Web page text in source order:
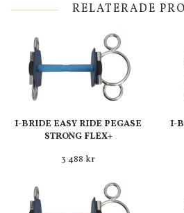
RELATERADE
I-BRIDE EASY RIDE PEGASE
STRONG FLEX+
3 488 kr
I-